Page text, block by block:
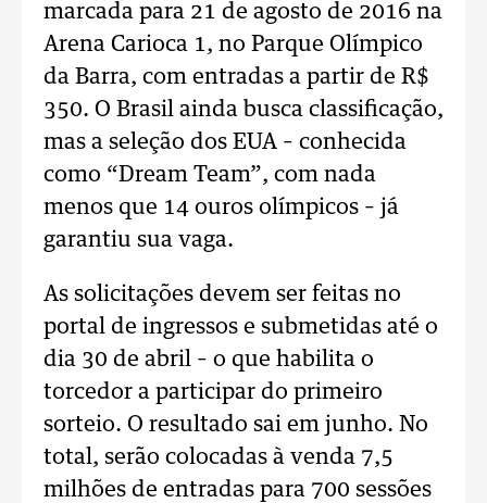
marcada para 21 de agosto de 2016 na
Arena Carioca 1, no Parque Olímpico
da Barra, com entradas a partir de R$
350. O Brasil ainda busca classificação,
mas a seleção dos EUA – conhecida
como “Dream Team”, com nada
menos que 14 ouros olímpicos – já
garantiu sua vaga.
As solicitações devem ser feitas no
portal de ingressos e submetidas até o
dia 30 de abril – o que habilita o
torcedor a participar do primeiro
sorteio. O resultado sai em junho. No
total, serão colocadas à venda 7,5
milhões de entradas para 700 sessões